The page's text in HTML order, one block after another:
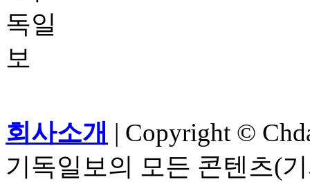
회사소개 | Copyright ©
기독일보의 모든 콘텐츠(